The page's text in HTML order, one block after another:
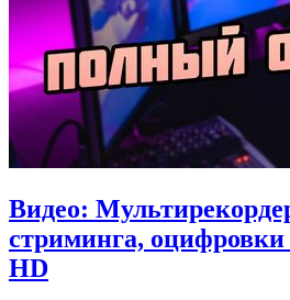
Видео:
стриминга,
HD